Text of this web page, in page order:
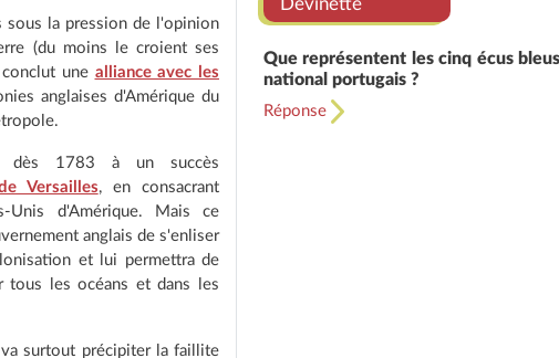
sous la pression de l'opinion
(du moins le croient ses
une alliance avec les
anglaises d'Amérique du
dès 1783 à un succès
Versailles, en consacrant
Unis d'Amérique. Mais ce
anglais de s'enliser
et lui permettra de
tous les océans et dans les
surtout précipiter la faillite
Devinette
Que représentent les cinq écus
national portugais ?
Réponse